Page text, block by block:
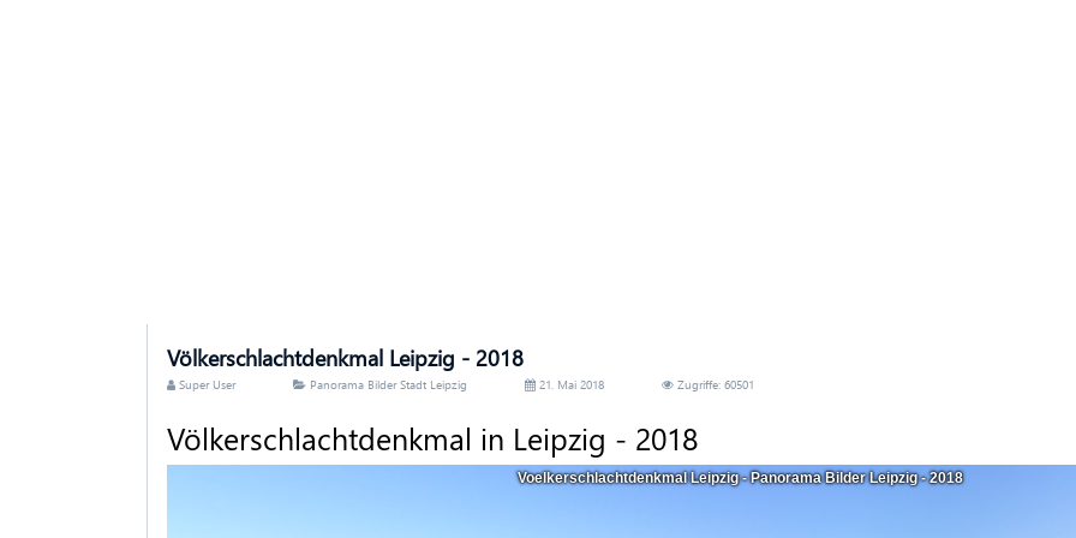
Völkerschlachtdenkmal Leipzig - 2018
Super User Panorama Bilder Stadt Leipzig 21. Mai 2018 Zugriffe: 60501
Völkerschlachtdenkmal in Leipzig - 2018